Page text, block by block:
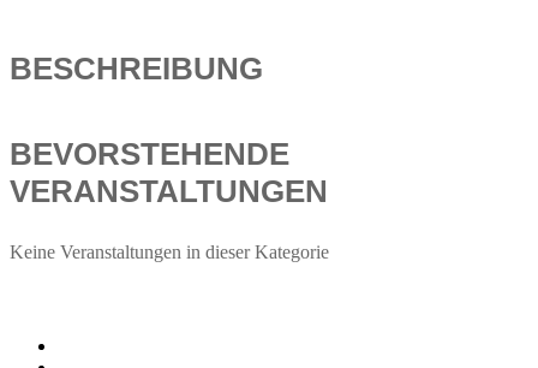
BESCHREIBUNG
BEVORSTEHENDE
VERANSTALTUNGEN
Keine Veranstaltungen in dieser Kategorie